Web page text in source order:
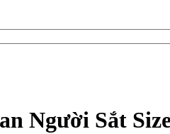
Người Sắt